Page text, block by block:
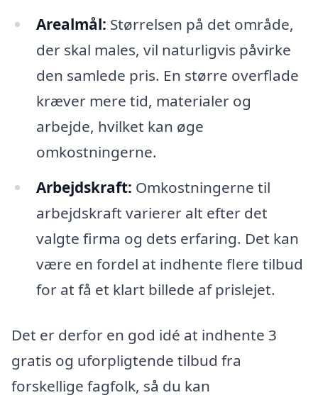
Arealmål: Størrelsen på det område,
der skal males, vil naturligvis påvirke
den samlede pris. En større overflade
kræver mere tid, materialer og
arbejde, hvilket kan øge
omkostningerne.
Arbejdskraft: Omkostningerne til
arbejdskraft varierer alt efter det
valgte firma og dets erfaring. Det kan
være en fordel at indhente flere tilbud
for at få et klart billede af prislejet.
Det er derfor en god idé at indhente 3
gratis og uforpligtende tilbud fra
forskellige fagfolk, så du kan